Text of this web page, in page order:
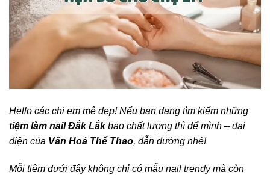
Hello các chị em mê đẹp! Nếu bạn đang tìm kiếm những
tiệm làm nail Đắk Lắkbao chất lượng thì để mình – đại
diện của Văn Hoá Thể Thao, dẫn đường nhé!
Mỗi tiệm dưới đây không chỉ có mẫu nail trendy mà còn